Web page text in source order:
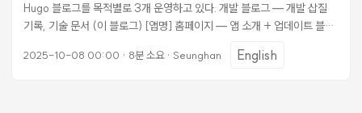
Hugo 블로그를 목적별로 3개 운영하고 있다. 개발 블로그 — 개발 삽질
기록, 기술 문서 (이 블로그) [앱명] 홈페이지 — 앱 소개 + 업데이트 블로
지만, 관리는 한 곳에서 하고 싶었다. 처음엔 별도 저장소로 나눴다가 결국
2025-10-08 00:00 · 8분 소요· Seunghan English